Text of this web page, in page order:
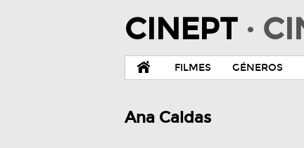
CINEPT ·
FILMES GÉNEROS
Ana Caldas